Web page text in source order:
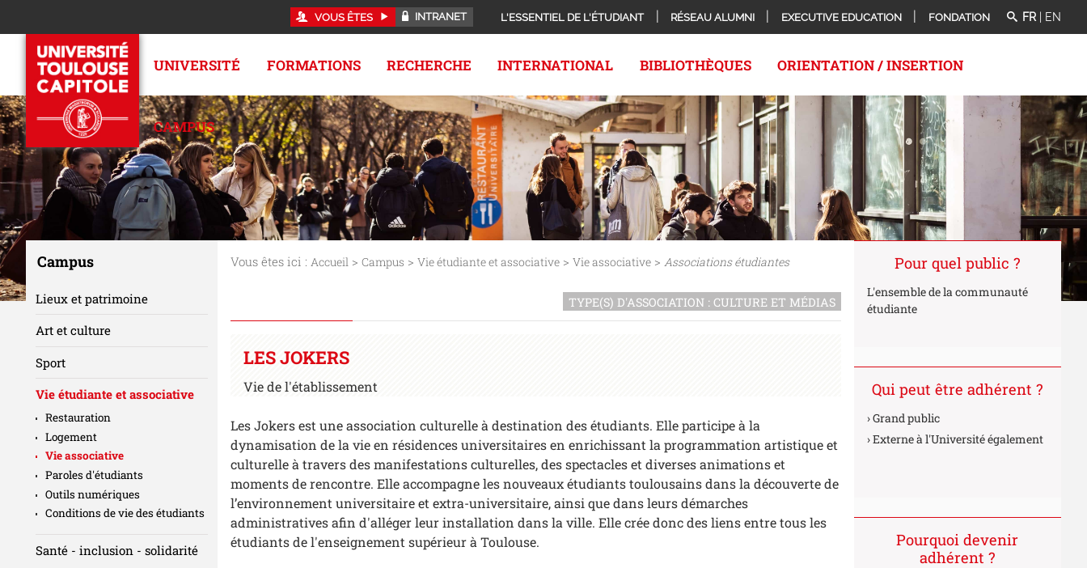
VOUS ÊTES INTRANET L'ESSENTIEL DE L'ÉTUDIANT RÉSEAU ALUMNI EXECUTIVE EDUCATION FONDATION FR EN
UNIVERSITÉ FORMATIONS RECHERCHE INTERNATIONAL BIBLIOTHÈQUES ORIENTATION / INSERTION
CAMPUS
Vous êtes ici : Accueil> Campus > Vie étudiante et associative> Vie associative> Associations étudiantes
TYPE(S) D'ASSOCIATION : CULTURE ET MÉDIAS
LES JOKERS
Vie de l'établissement
Les Jokers est une association culturelle à destination des étudiants. Elle participe à la
dynamisation de la vie en résidences universitaires en enrichissant la programmation artistique et
culturelle à travers des manifestations culturelles, des spectacles et diverses animations et
moments de rencontre. Elle accompagne les nouveaux étudiants toulousains dans la découverte de
l’environnement universitaire et extra-universitaire, ainsi que dans leurs démarches
administratives afin d'alléger leur installation dans la ville. Elle crée donc des liens entre tous les
étudiants de l'enseignement supérieur à Toulouse.
Pour quel public ?
L'ensemble de la communauté
étudiante
Qui peut être adhérent ?
Grand public
Externe à l'Université également
Pourquoi devenir
adhérent ?
Campus
Lieux et patrimoine
Art et culture
Sport
Vie étudiante et associative
Restauration
Logement
Vie associative
Paroles d'étudiants
Outils numériques
Conditions de vie des étudiants
Santé - inclusion - solidarité